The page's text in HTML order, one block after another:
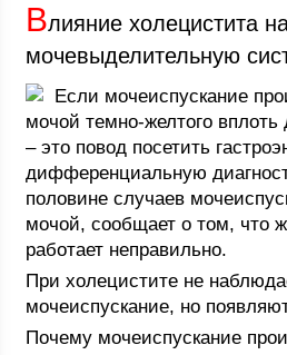
Влияние холецистита
мочевыделительную
Если мочеиспускание
мочой темно-желтого вплоть
– это повод посетить
дифференциальную
половине случаев
мочой, сообщает о том, что
работает неправильно.
При холецистите не
мочеиспускание, но
Почему мочеиспускание